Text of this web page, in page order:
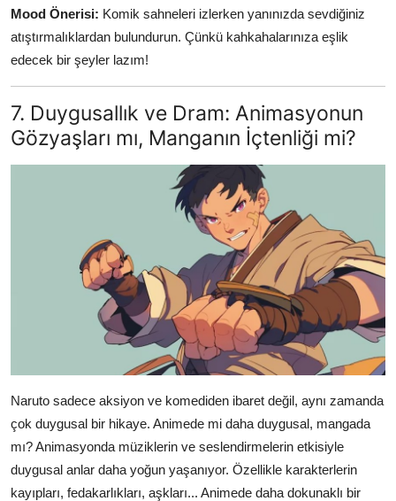
Mood Önerisi: Komik sahneleri izlerken yanınızda sevdiğiniz
atıştırmalıklardan bulundurun. Çünkü kahkahalarınıza eşlik
edecek bir şeyler lazım!
7. Duygusallık ve Dram: Animasyonun
Gözyaşları mı, Manganın İçtenliği mi?
Naruto sadece aksiyon ve komediden ibaret değil, aynı zamanda
çok duygusal bir hikaye. Animede mi daha duygusal, mangada
mı? Animasyonda müziklerin ve seslendirmelerin etkisiyle
duygusal anlar daha yoğun yaşanıyor. Özellikle karakterlerin
kayıpları, fedakarlıkları, aşkları... Animede daha dokunaklı bir